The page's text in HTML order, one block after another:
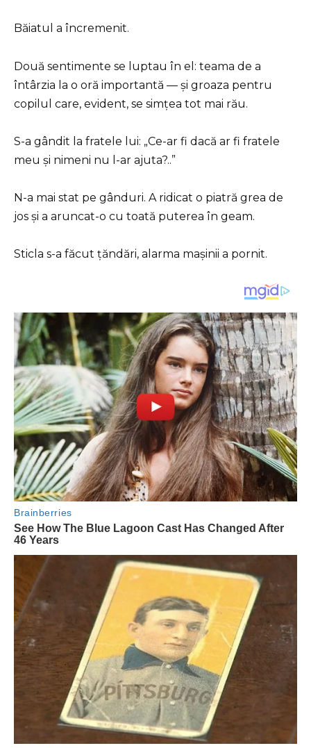
Băiatul a încremenit.
Două sentimente se luptau în el: teama de a
întârzia la o oră importantă — și groaza pentru
copilul care, evident, se simțea tot mai rău.
S-a gândit la fratele lui: „Ce-ar fi dacă ar fi fratele
meu și nimeni nu l-ar ajuta?..”
N-a mai stat pe gânduri. A ridicat o piatră grea de
jos și a aruncat-o cu toată puterea în geam.
Sticla s-a făcut țăndări, alarma mașinii a pornit.